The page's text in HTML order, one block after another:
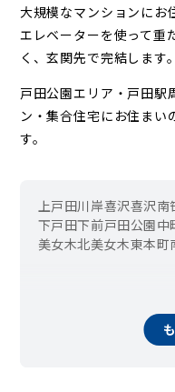
大規模なマンションにお
エレベーターを使って重
く、玄関先で完結します。
戸田公園エリア・戸田駅
ン・集合住宅にお住まい
す。
上戸田川岸喜沢喜沢南
下戸田下前戸田公園中
美女木北美女木東本町